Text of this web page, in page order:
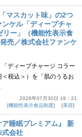
マスカット味」の2つ
ケル「ディープチャ
リー」（機能性表示食
売／株式会社ファンケ
ディープチャージ コラー
税込＞）を「肌のうるお
2026年07月30日 19：21
機能性表示食品制度 美容
睡眠プレミアム』 新
式会社